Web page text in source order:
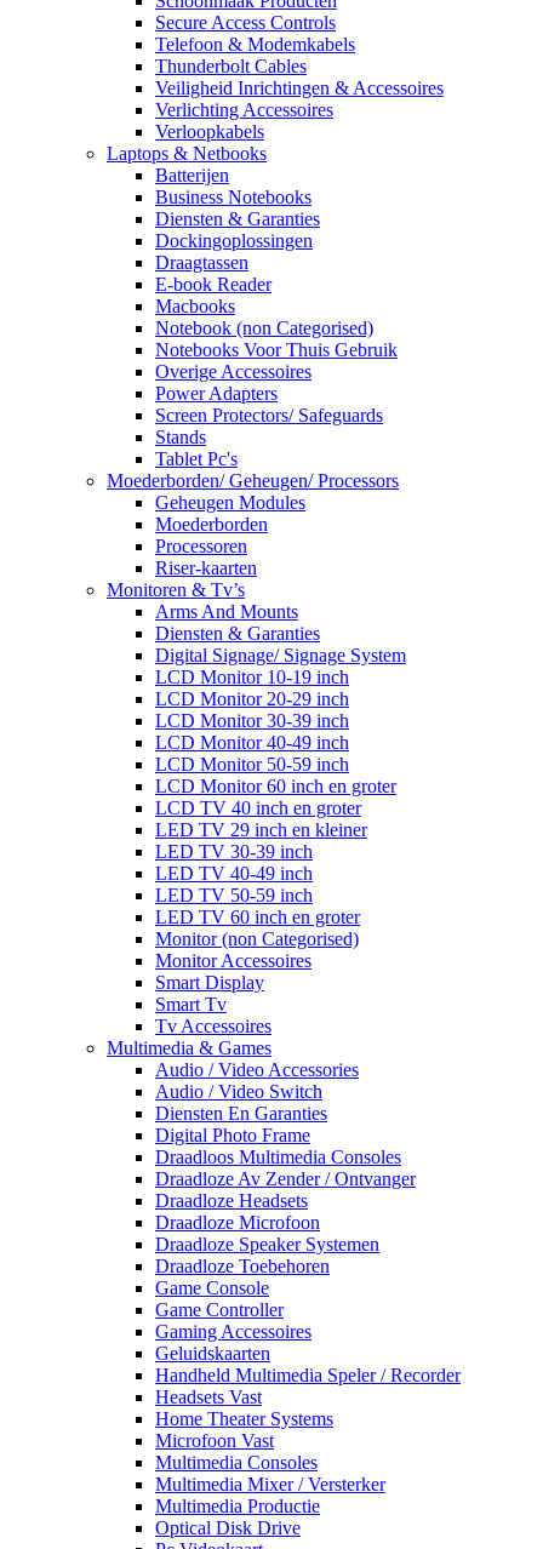
Secure Access Controls
Telefoon & Modemkabels
Thunderbolt Cables
Veiligheid Inrichtingen & Accessoires
Verlichting Accessoires
Verloopkabels
Laptops & Netbooks
Batterijen
Business Notebooks
Diensten & Garanties
Dockingoplossingen
Draagtassen
E-book Reader
Macbooks
Notebook (non Categorised)
Notebooks Voor Thuis Gebruik
Overige Accessoires
Power Adapters
Screen Protectors/ Safeguards
Stands
Tablet Pc's
Moederborden/ Geheugen/ Processors
Geheugen Modules
Moederborden
Processoren
Riser-kaarten
Monitoren & Tv’s
Arms And Mounts
Diensten & Garanties
Digital Signage/ Signage System
LCD Monitor 10-19 inch
LCD Monitor 20-29 inch
LCD Monitor 30-39 inch
LCD Monitor 40-49 inch
LCD Monitor 50-59 inch
LCD Monitor 60 inch en groter
LCD TV 40 inch en groter
LED TV 29 inch en kleiner
LED TV 30-39 inch
LED TV 40-49 inch
LED TV 50-59 inch
LED TV 60 inch en groter
Monitor (non Categorised)
Monitor Accessoires
Smart Display
Smart Tv
Tv Accessoires
Multimedia & Games
Audio / Video Accessories
Audio / Video Switch
Diensten En Garanties
Digital Photo Frame
Draadloos Multimedia Consoles
Draadloze Av Zender / Ontvanger
Draadloze Headsets
Draadloze Microfoon
Draadloze Speaker Systemen
Draadloze Toebehoren
Game Console
Game Controller
Gaming Accessoires
Geluidskaarten
Handheld Multimedia Speler / Recorder
Headsets Vast
Home Theater Systems
Microfoon Vast
Multimedia Consoles
Multimedia Mixer / Versterker
Multimedia Productie
Optical Disk Drive